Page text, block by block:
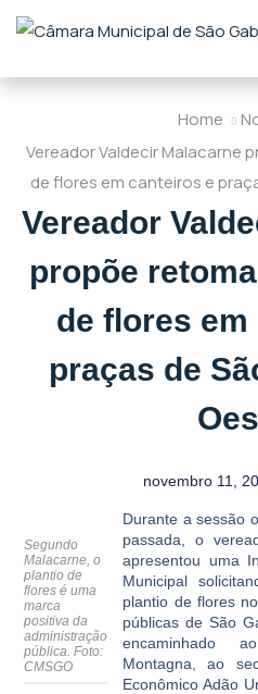
Home
Vereador Valdecir Malacarne
de flores em canteiros e
Vereador
propõe
de flores
praças de
novembro 11,
Segundo
Malacarne, o
plantio de
flores é uma
marca
positiva da
administração
pública. Foto:
CMSGO
Durante a sessão
passada, o
apresentou uma
Municipal
plantio de flores
públicas de São
encaminhado
Montagna, ao
Econômico Adão